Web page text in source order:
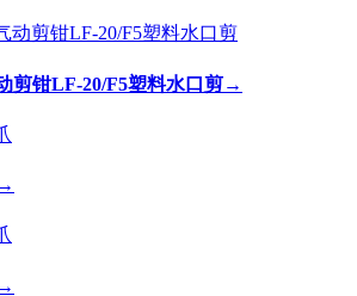
剪钳LF-20/F5塑料水口剪→
→
→